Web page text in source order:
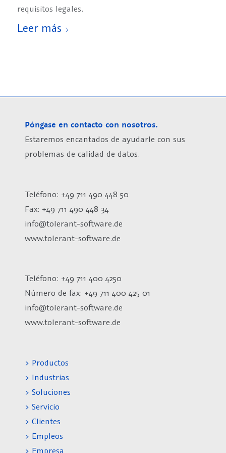
requisitos legales.
Leer más
Póngase en contacto con nosotros.
Estaremos encantados de ayudarle con sus
problemas de calidad de datos.
Teléfono: +49 711 490 448 50
Fax: +49 711 490 448 34
info@tolerant-software.de
www.tolerant-software.de
Teléfono: +49 711 400 4250
Número de fax: +49 711 400 425 01
info@tolerant-software.de
www.tolerant-software.de
> Productos
> Industrias
> Soluciones
> Servicio
> Clientes
> Empleos
> Empresa